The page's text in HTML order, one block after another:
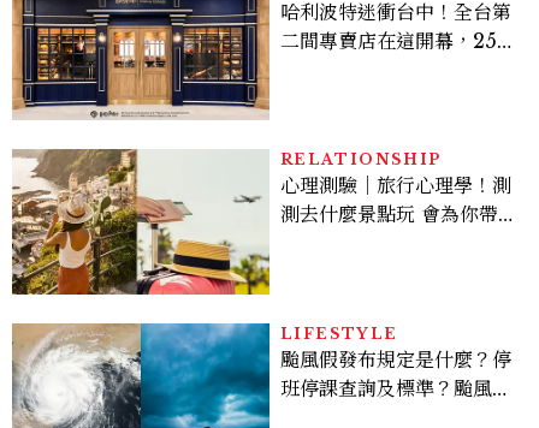
哈利波特迷衝台中！全台第
二間專賣店在這開幕，25週
RELATIONSHIP
心理測驗｜旅行心理學！測
測去什麼景點玩 會為你帶來
LIFESTYLE
颱風假發布規定是什麼？停
班停課查詢及標準？颱風假